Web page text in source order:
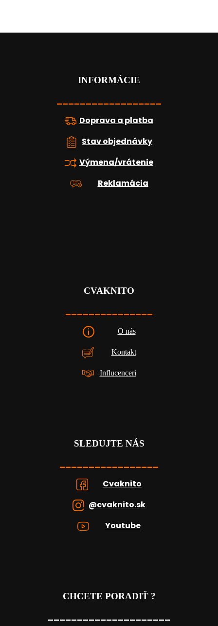
INFORMÁCIE
__________________
Doprava a platba
Stav objednávky
Výmena/vrátenie
Reklamácia
CVAKNITO
_______________
O nás
Kontakt
Influcenceri
SLEDUJTE NÁS
_________________
Cvaknito
@cvaknito.sk
Youtube
CHCETE PORADIŤ ?
_____________________